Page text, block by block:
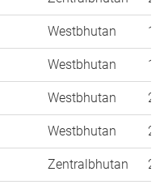
Westbhutan
Westbhutan
Westbhutan
Westbhutan
Zentralbhutan